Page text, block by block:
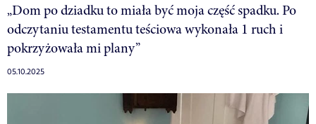
„Dom po dziadku to miała być moja część spadku. Po
odczytaniu testamentu teściowa wykonała 1 ruch i
pokrzyżowała mi plany”
05.10.2025